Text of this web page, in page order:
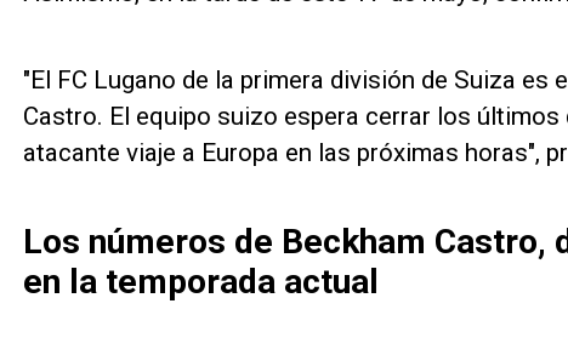
"El FC Lugano de la primera división de Suiza es
Castro. El equipo suizo espera cerrar los
atacante viaje a Europa en las próximas horas",
Los números de Beckham Castro,
en la temporada actual